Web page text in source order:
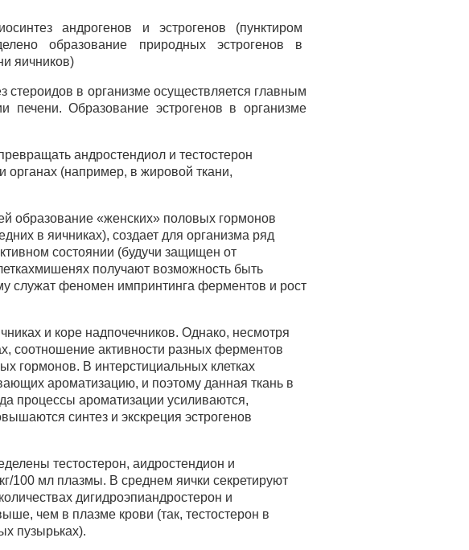
стероидов в организме осуществляется главным
печени. Образование эстрогенов в организме
андростендиол и тестостерон
органах (например, в жировой ткани,
образование «женских» половых гормонов
в яичниках), создает для организма ряд
состоянии (будучи защищен от
получают возможность быть
служат феномен импринтинга ферментов и рост
и коре надпочечников. Однако, несмотря
соотношение активности разных ферментов
гормонов. В интерстициальных клетках
ароматизацию, и поэтому данная ткань в
процессы ароматизации усиливаются,
синтез и экскреция эстрогенов
тестостерон, аидростендион и
100 мл плазмы. В среднем яички секретируют
дигидроэпиандростерон и
чем в плазме крови (так, тестостерон в
пузырьках).